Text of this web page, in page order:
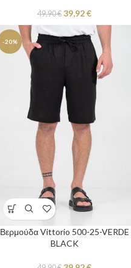
49,90€ 39,92€
-20%
Βερμούδα Vittorio 500-25-VERDE
BLACK